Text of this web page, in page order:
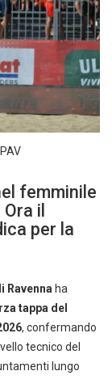
femminile
il
per la
Ravenna ha
tappa del
, confermando
tecnico del
lungo